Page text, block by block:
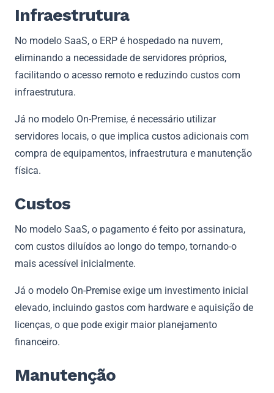
Infraestrutura
No modelo SaaS, o ERP é hospedado na nuvem,
eliminando a necessidade de servidores próprios,
facilitando o acesso remoto e reduzindo custos com
infraestrutura.
Já no modelo On-Premise, é necessário utilizar
servidores locais, o que implica custos adicionais com
compra de equipamentos, infraestrutura e manutenção
física.
Custos
No modelo SaaS, o pagamento é feito por assinatura,
com custos diluídos ao longo do tempo, tornando-o
mais acessível inicialmente.
Já o modelo On-Premise exige um investimento inicial
elevado, incluindo gastos com hardware e aquisição de
licenças, o que pode exigir maior planejamento
financeiro.
Manutenção